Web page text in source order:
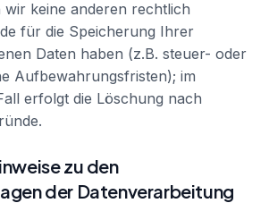
keine anderen rechtlich
für die Speicherung Ihrer
Daten haben (z.B. steuer- oder
Aufbewahrungsfristen); im
erfolgt die Löschung nach
zu den
der Datenverarbeitung